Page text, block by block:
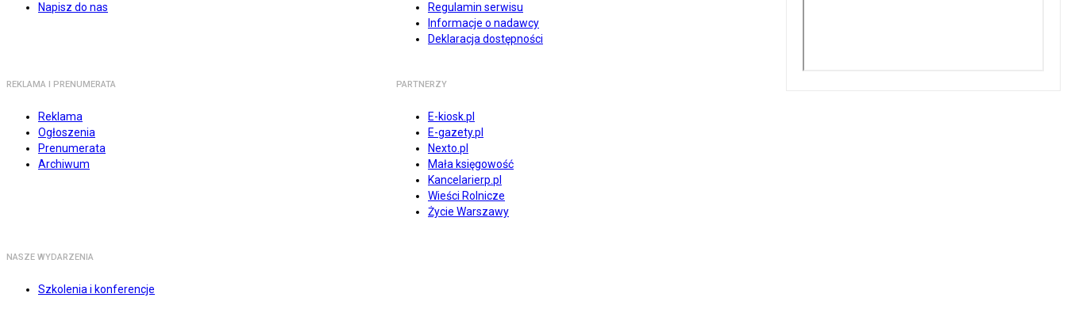
Napisz do nas
Regulamin serwisu
Informacje o nadawcy
Deklaracja dostępności
REKLAMA I PRENUMERATA
Reklama
Ogłoszenia
Prenumerata
Archiwum
PARTNERZY
E-kiosk.pl
E-gazety.pl
Nexto.pl
Mała księgowość
Kancelarierp.pl
Wieści Rolnicze
Życie Warszawy
NASZE WYDARZENIA
Szkolenia i konferencje